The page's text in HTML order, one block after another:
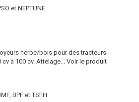
et NEPTUNE
herbe/bois pour des tracteurs
à 100 cv. Attelage...
Voir le produit
BPF et TSFH